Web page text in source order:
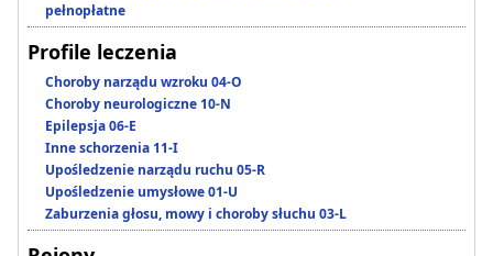
pełnopłatne
Profile leczenia
Choroby narządu wzroku 04-O
Choroby neurologiczne 10-N
Epilepsja 06-E
Inne schorzenia 11-I
Upośledzenie narządu ruchu 05-R
Upośledzenie umysłowe 01-U
Zaburzenia głosu, mowy i choroby słuchu 03-L